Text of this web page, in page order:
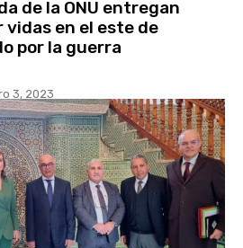
de la ONU entregan
vidas en el este de
por la guerra
3, 2023